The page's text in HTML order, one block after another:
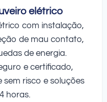
elétrico
com instalação,
de mau contato,
de energia.
e certificado,
risco e soluções
horas.